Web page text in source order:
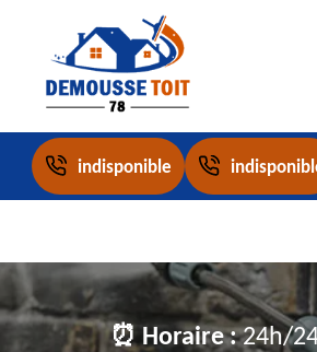
indisponible
⏰ Horaire :24h/